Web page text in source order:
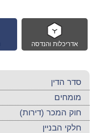
אדריכלות והנדסה
סדר הדין
מומחים
חוק המכר (דירות)
חלקי הבניין